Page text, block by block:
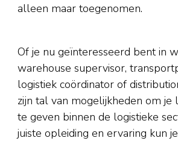
alleen maar toegenomen.
Of je nu geïnteresseerd bent in
warehouse supervisor,
logistiek coördinator of
zijn tal van mogelijkheden om je
te geven binnen de logistieke
juiste opleiding en ervaring kun